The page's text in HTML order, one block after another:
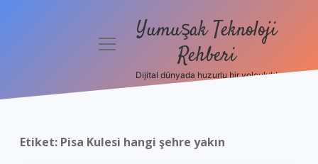
Politikası
menüyüYumuşak Teknoloji
Rehberi
Dijital dünyada huzurlu bir yolculuk!
Etiket: Pisa Kulesi hangi şehre yakın